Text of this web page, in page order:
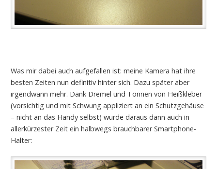
Was mir dabei auch aufgefallen ist: meine Kamera hat ihre
besten Zeiten nun definitiv hinter sich. Dazu später aber
irgendwann mehr. Dank Dremel und Tonnen von Heißkleber
(vorsichtig und mit Schwung appliziert an ein Schutzgehäuse
– nicht an das Handy selbst) wurde daraus dann auch in
allerkürzester Zeit ein halbwegs brauchbarer Smartphone-
Halter: